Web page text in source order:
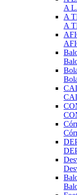
A
A
A